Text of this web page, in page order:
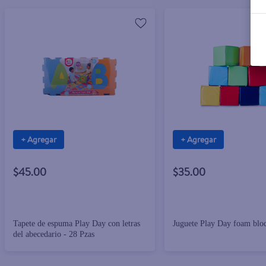
+ Agregar
$45.00
Tapete de espuma Play Day con letras
del abecedario - 28 Pzas
+ Agregar
$35.00
Juguete Play Day foam